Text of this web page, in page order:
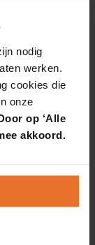
nodig
werken.
cookies die
onze
op ‘Alle
akkoord.